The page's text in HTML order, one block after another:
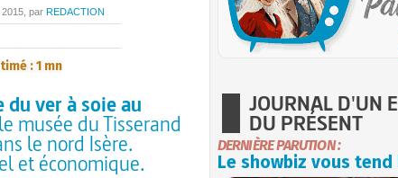
, par REDACTION
: 1 mn
du ver à soie au
musée du Tisserand
le nord Isère.
et économique.
JOURNAL D'UN
DU PRÉSENT
DERNIÈRE PARUTION :
Le showbiz vous